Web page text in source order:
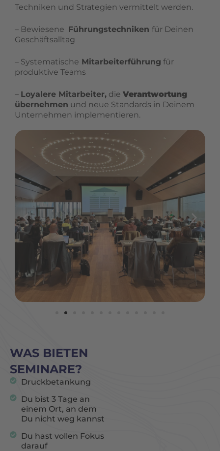
Techniken und Strategien vermittelt werden.
– Bewiesene Führungstechniken für Deinen
Geschäftsalltag
– Systematische Mitarbeiterführung für
produktive Teams
– Loyalere Mitarbeiter, die Verantwortung
übernehmen und neue Standards in Deinem
Unternehmen implementieren.
WAS BIETEN
SEMINARE?
Druckbetankung
Du bist 3 Tage an
einem Ort, an dem
Du nicht weg kannst
Du hast vollen Fokus
darauf